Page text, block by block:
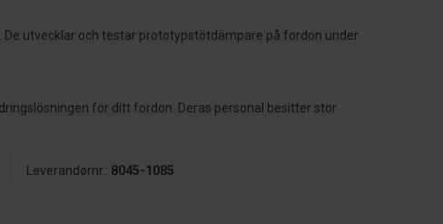
utvecklar och testar prototypstötdämpare på fordon under
för ditt fordon. Deras personal besitter stor
Leverandørnr.: 8045-1085